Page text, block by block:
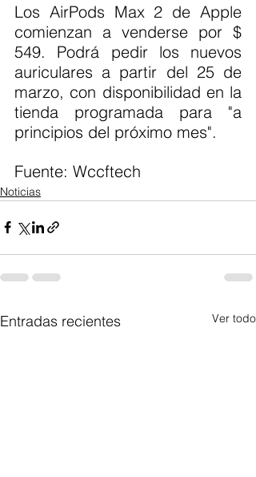
Los AirPods Max 2 de Apple
comienzan a venderse por $
549. Podrá pedir los nuevos
auriculares a partir del 25 de
marzo, con disponibilidad en la
tienda programada para "a
principios del próximo mes".
Fuente: Wccftech
Noticias
Entradas recientes Ver todo